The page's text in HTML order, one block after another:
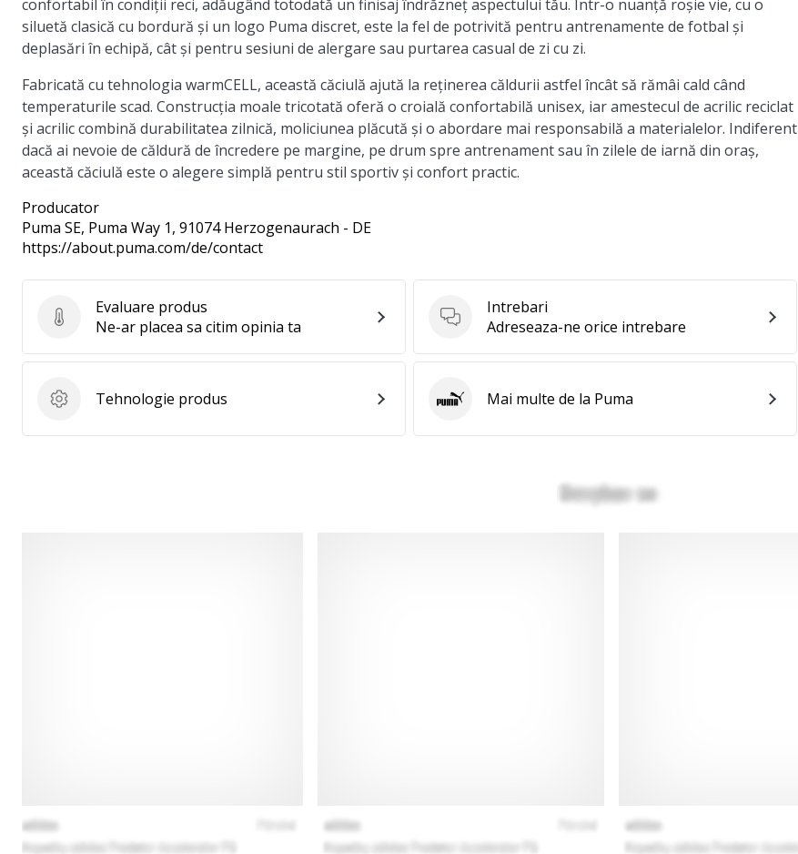
confortabil în condiții reci, adăugând totodată un finisaj îndrăzneț aspectului tău. Într-o nuanță roșie vie, cu o
siluetă clasică cu bordură și un logo Puma discret, este la fel de potrivită pentru antrenamente de fotbal și
deplasări în echipă, cât și pentru sesiuni de alergare sau purtarea casual de zi cu zi.
Fabricată cu tehnologia warmCELL, această căciulă ajută la reținerea căldurii astfel încât să rămâi cald când
temperaturile scad. Construcția moale tricotată oferă o croială confortabilă unisex, iar amestecul de acrilic reciclat
și acrilic combină durabilitatea zilnică, moliciunea plăcută și o abordare mai responsabilă a materialelor. Indiferent
dacă ai nevoie de căldură de încredere pe margine, pe drum spre antrenament sau în zilele de iarnă din oraș,
această căciulă este o alegere simplă pentru stil sportiv și confort practic.
Producator
Puma SE, Puma Way 1, 91074 Herzogenaurach - DE
https://about.puma.com/de/contact
Evaluare produs
Evaluare produs
Ne-ar placea sa citim opinia ta
Intrebari
Intrebari
Adreseaza-ne orice intrebare
Tehnologie produs
Tehnologie produs PumaMai multe de la Puma